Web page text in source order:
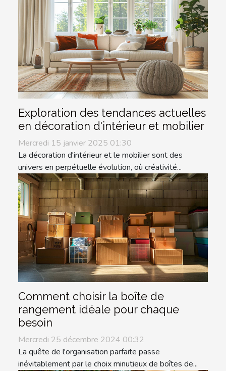
Exploration des tendances actuelles
en décoration d'intérieur et mobilier
Mercredi 15 janvier 2025 01:30
La décoration d'intérieur et le mobilier sont des
univers en perpétuelle évolution, où créativité...
Comment choisir la boîte de
rangement idéale pour chaque
besoin
Mercredi 25 décembre 2024 00:32
La quête de l'organisation parfaite passe
inévitablement par le choix minutieux de boîtes de...